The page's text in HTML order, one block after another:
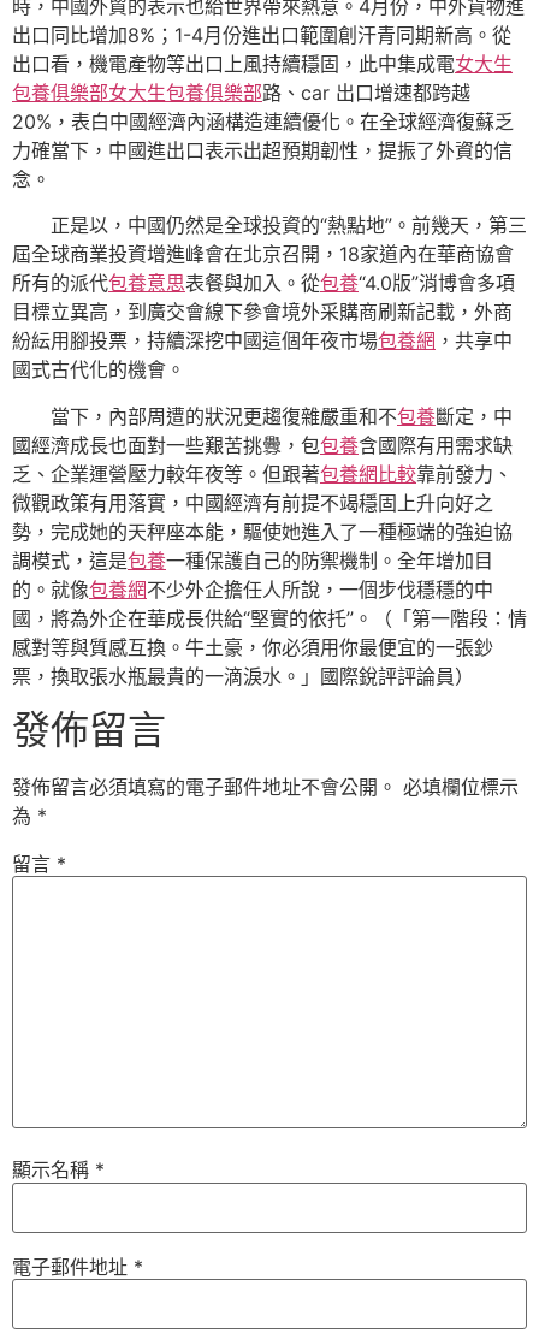
時，中國外貿的表示也給世界帶來熱意。4月份，中外貨物進
出口同比增加8%；1-4月份進出口範圍創汗青同期新高。從
出口看，機電產物等出口上風持續穩固，此中集成電女大生
包養俱樂部女大生包養俱樂部路、car 出口增速都跨越
20%，表白中國經濟內涵構造連續優化。在全球經濟復蘇乏
力確當下，中國進出口表示出超預期韌性，提振了外資的信
念。
正是以，中國仍然是全球投資的“熱點地”。前幾天，第三
屆全球商業投資增進峰會在北京召開，18家道內在華商協會
所有的派代包養意思表餐與加入。從包養“4.0版”消博會多項
目標立異高，到廣交會線下參會境外采購商刷新記載，外商
紛紜用腳投票，持續深挖中國這個年夜市場包養網 ，共享中
國式古代化的機會。
當下，內部周遭的狀況更趨復雜嚴重和不包養斷定，中
國經濟成長也面對一些艱苦挑釁，包包養含國際有用需求缺
乏、企業運營壓力較年夜等。但跟著包養網比較靠前發力、
微觀政策有用落實，中國經濟有前提不竭穩固上升向好之
勢，完成她的天秤座本能，驅使她進入了一種極端的強迫協
調模式，這是包養一種保護自己的防禦機制。全年增加目
的。就像包養網不少外企擔任人所說，一個步伐穩穩的中
國，將為外企在華成長供給“堅實的依托”。
（「第一階段：情
感對等與質感互換。牛土豪，你必須用你最便宜的一張鈔
票，換取張水瓶最貴的一滴淚水。」國際銳評評論員）
發佈留言
發佈留言必須填寫的電子郵件地址不會公開。 必填欄位標示
為 *
留言 *
顯示名稱 *
電子郵件地址 *